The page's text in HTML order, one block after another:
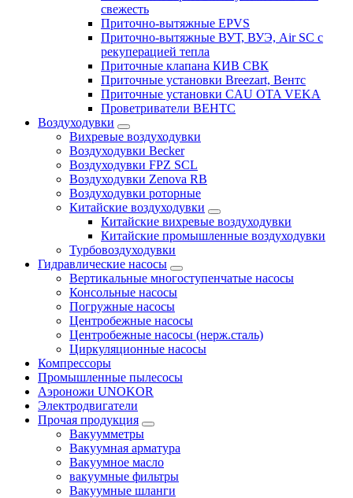
свежесть
Приточно-вытяжные EPVS
Приточно-вытяжные ВУТ, ВУЭ, Air SC с
рекуперацией тепла
Приточные клапана КИВ СВК
Приточные установки Breezart, Вентс
Приточные установки CAU OTA VEKA
Проветриватели ВЕНТС
Воздуходувки
Вихревые воздуходувки
Воздуходувки Becker
Воздуходувки FPZ SCL
Воздуходувки Zenova RB
Воздуходувки роторные
Китайские воздуходувки
Китайские вихревые воздуходувки
Китайские промышленные воздуходувки
Турбовоздуходувки
Гидравлические насосы
Вертикальные многоступенчатые насосы
Консольные насосы
Погружные насосы
Центробежные насосы
Центробежные насосы (нерж.сталь)
Циркуляционные насосы
Компрессоры
Промышленные пылесосы
Аэроножи UNOKOR
Электродвигатели
Прочая продукция
Вакуумметры
Вакуумная арматура
Вакуумное масло
вакуумные фильтры
Вакуумные шланги